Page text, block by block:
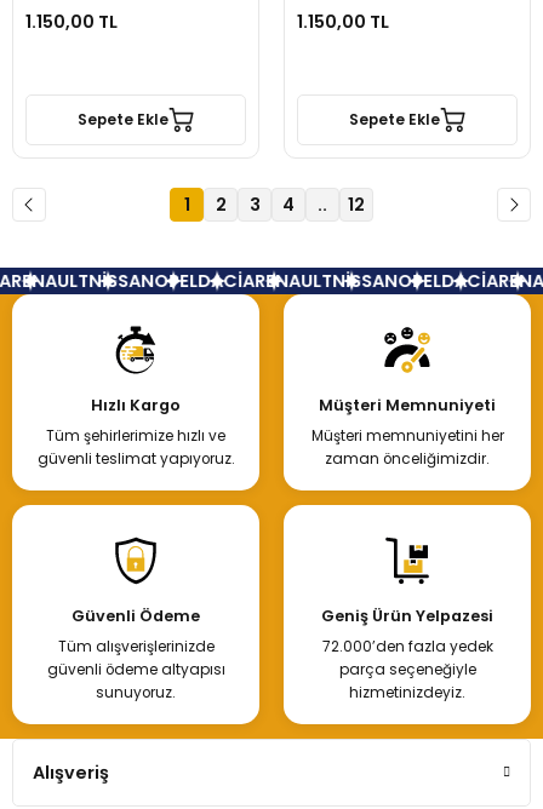
1.150,00 TL
Sepete Ekle
1.150,00 TL
Sepete Ekle
1 2 3 4 .. 12
NİSSANOPELDACİARENAULTNİSSANOPELDACİA
Hızlı Kargo
Tüm şehirlerimize hızlı ve
güvenli teslimat yapıyoruz.
Müşteri Memnuniyeti
Müşteri memnuniyetini her
zaman önceliğimizdir.
Güvenli Ödeme
Tüm alışverişlerinizde
güvenli ödeme altyapısı
sunuyoruz.
Geniş Ürün Yelpazesi
72.000’den fazla yedek
parça seçeneğiyle
hizmetinizdeyiz.
Alışveriş